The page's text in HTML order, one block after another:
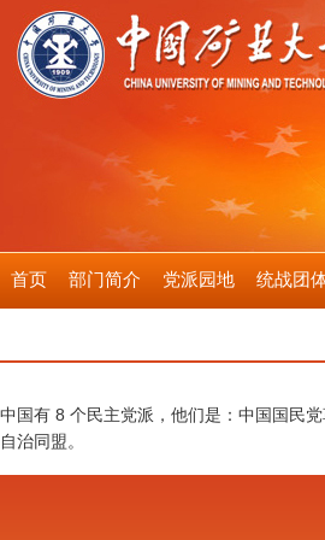
首页 部门简介 党派园地 统战团
中国有 8 个民主党派，他们是：中国国民
自治同盟。